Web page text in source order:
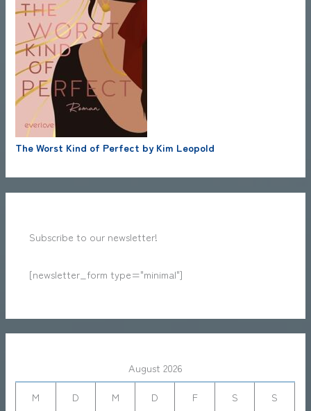
The Worst Kind of Perfect by Kim Leopold
Subscribe to our newsletter!
[newsletter_form type="minimal"]
August 2026
M
D M D F S
S